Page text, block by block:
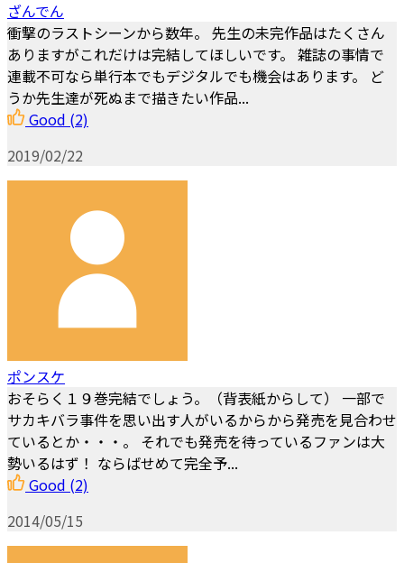
ざんでん
衝撃のラストシーンから数年。 先生の未完作品はたくさん
ありますがこれだけは完結してほしいです。 雑誌の事情で
連載不可なら単行本でもデジタルでも機会はあります。 ど
うか先生達が死ぬまで描きたい作品...
Good (2)
2019/02/22
ポンスケ
おそらく１９巻完結でしょう。（背表紙からして） 一部で
サカキバラ事件を思い出す人がいるからから発売を見合わせ
ているとか・・・。 それでも発売を待っているファンは大
勢いるはず！ ならばせめて完全予...
Good (2)
2014/05/15